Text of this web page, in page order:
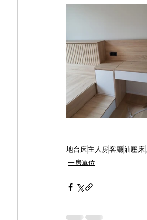
地台床主人房客廳油壓床
一房單位